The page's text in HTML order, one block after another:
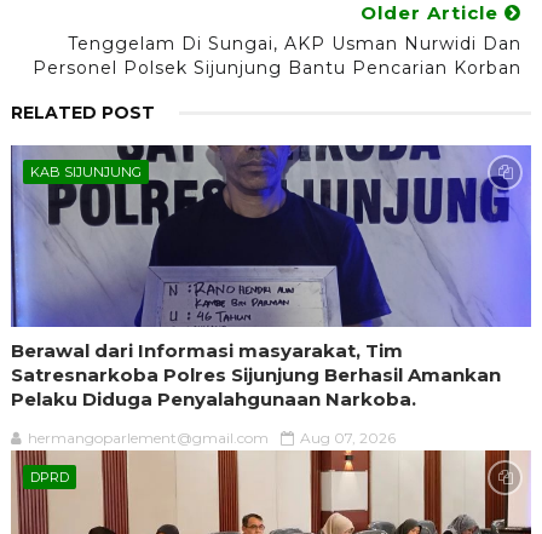
Older Article
Tenggelam Di Sungai, AKP Usman Nurwidi Dan
Personel Polsek Sijunjung Bantu Pencarian Korban
RELATED POST
KAB SIJUNJUNG
Berawal dari Informasi masyarakat, Tim
Satresnarkoba Polres Sijunjung Berhasil Amankan
Pelaku Diduga Penyalahgunaan Narkoba.
hermangoparlement@gmail.com Aug 07, 2026
DPRD